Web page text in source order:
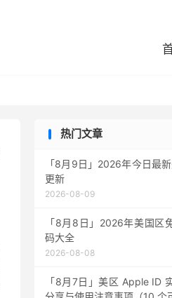
热门文章
「8月9日」2026年今日最
更新
2026-08-09
「8月8日」2026年美国区
码大全
2026-08-08
「8月7日」美区 Apple ID